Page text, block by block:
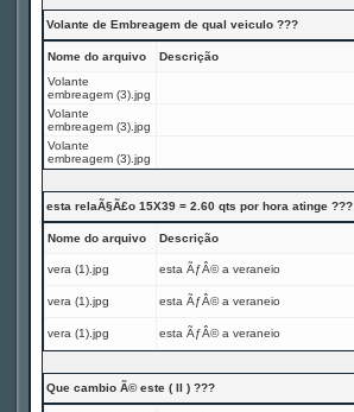
Volante de Embreagem de qual veiculo ???
Nome do arquivo
Descrição
Volante
embreagem (3).jpg
Volante
embreagem (3).jpg
Volante
embreagem (3).jpg
esta relaÃ§Ã£o 15X39 = 2.60 qts por hora atinge ???
Nome do arquivo Descrição
vera (1).jpg esta ÃƒÂ© a veraneio
vera (1).jpg esta ÃƒÂ© a veraneio
vera (1).jpg esta ÃƒÂ© a veraneio
Que cambio Ã© este ( II ) ???